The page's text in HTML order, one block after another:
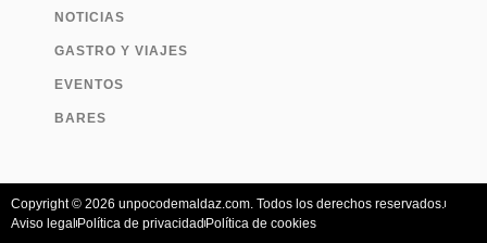
NOTICIAS
GASTRO Y VIAJES
EVENTOS
BARES
Copyright © 2026 unpocodemaldaz.com. Todos los derechos reservados.
Aviso legal Política de privacidad Política de cookies